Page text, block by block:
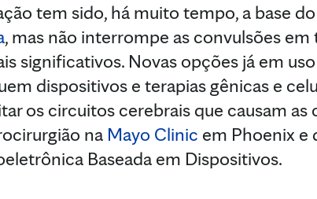
tem sido, há muito tempo, a base
, mas não interrompe as convulsões
significativos. Novas opções já em
dispositivos e terapias gênicas e
os circuitos cerebrais que causam as
na Mayo Clinic em Phoenix e
Baseada em Dispositivos.